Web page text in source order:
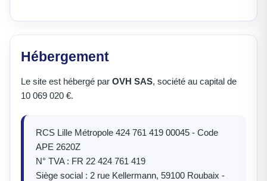
Hébergement
Le site est hébergé par OVH SAS, société au capital de
10 069 020 €.
RCS Lille Métropole 424 761 419 00045 - Code
APE 2620Z
N° TVA : FR 22 424 761 419
Siège social : 2 rue Kellermann, 59100 Roubaix -